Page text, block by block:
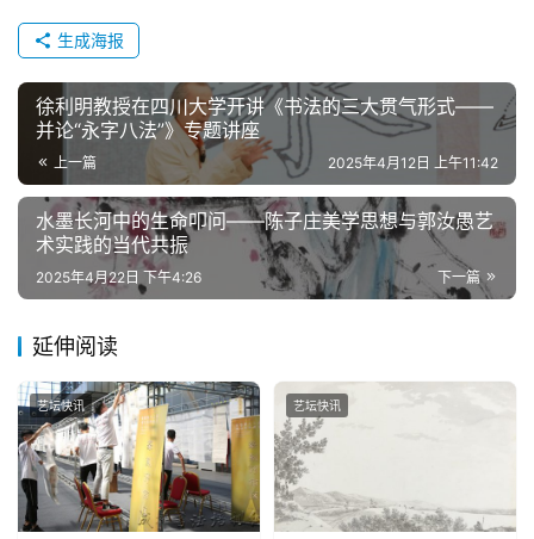
生成海报
徐利明教授在四川大学开讲《书法的三大贯气形式——
并论“永字八法”》专题讲座
上一篇 2025年4月12日 上午11:42
水墨长河中的生命叩问——陈子庄美学思想与郭汝愚艺
术实践的当代共振
下一篇
2025年4月22日 下午4:26
延伸阅读
艺坛快讯 艺坛快讯